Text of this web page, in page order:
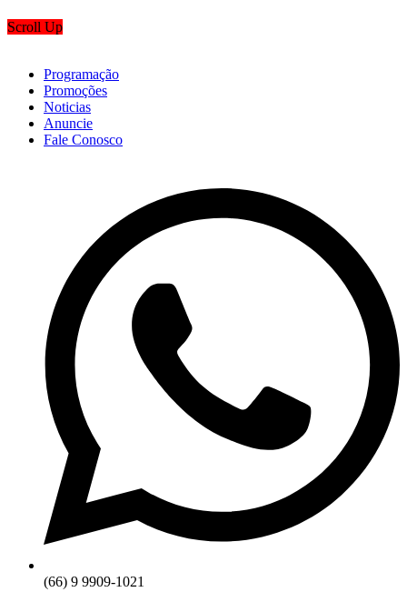
Scroll Up
Programação
Promoções
Noticias
Anuncie
Fale Conosco
(66) 9 9909-1021